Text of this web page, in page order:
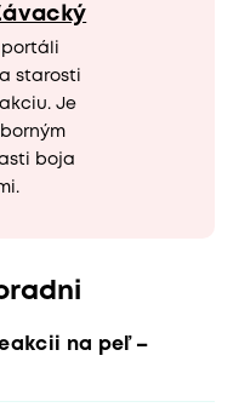
starosti
Je
boja
na peľ –